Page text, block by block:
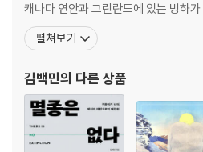
캐나다 연안과 그린란드에 있는 빙하
후, 녹은 빙하가 전 세계에 일으킬 나비
는 현재 진행형이지만 그럼에도 결국
펼쳐보기
김백민의 다른 상품